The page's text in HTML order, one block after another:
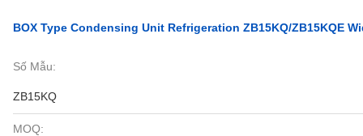
BOX Type Condensing Unit Refrigeration ZB15KQ/ZB15KQE
Số Mẫu:
ZB15KQ
MOQ: